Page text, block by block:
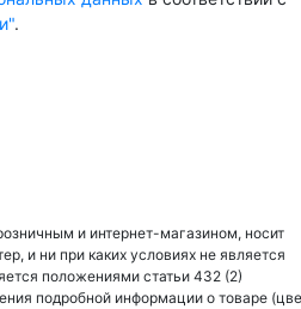
.
и интернет-магазином, носит
и ни при каких условиях не является
положениями статьи 432 (2)
подробной информации о товаре